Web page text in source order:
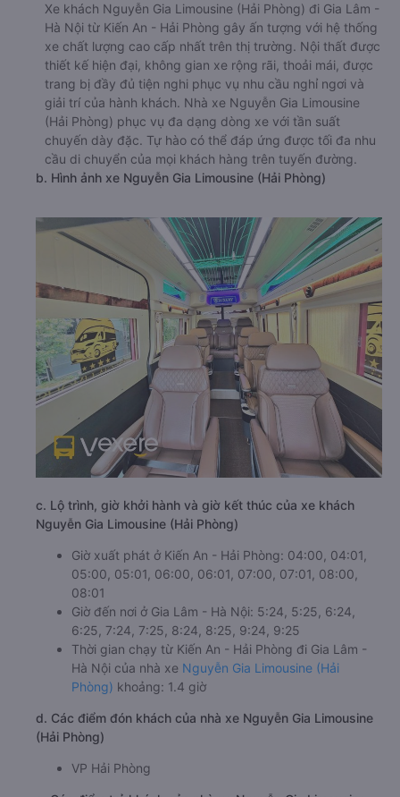
Xe khách Nguyễn Gia Limousine (Hải Phòng) đi Gia Lâm -
Hà Nội từ Kiến An - Hải Phòng gây ấn tượng với hệ thống
xe chất lượng cao cấp nhất trên thị trường. Nội thất được
thiết kế hiện đại, không gian xe rộng rãi, thoải mái, được
trang bị đầy đủ tiện nghi phục vụ nhu cầu nghỉ ngơi và
giải trí của hành khách. Nhà xe Nguyễn Gia Limousine
(Hải Phòng) phục vụ đa dạng dòng xe với tần suất
chuyến dày đặc. Tự hào có thể đáp ứng được tối đa nhu
cầu di chuyển của mọi khách hàng trên tuyến đường.
b. Hình ảnh xe Nguyễn Gia Limousine (Hải Phòng)
c. Lộ trình, giờ khởi hành và giờ kết thúc của xe khách
Nguyễn Gia Limousine (Hải Phòng)
Giờ xuất phát ở Kiến An - Hải Phòng: 04:00, 04:01,
05:00, 05:01, 06:00, 06:01, 07:00, 07:01, 08:00,
08:01
Giờ đến nơi ở Gia Lâm - Hà Nội: 5:24, 5:25, 6:24,
6:25, 7:24, 7:25, 8:24, 8:25, 9:24, 9:25
Thời gian chạy từ Kiến An - Hải Phòng đi Gia Lâm -
Hà Nội của nhà xe Nguyễn Gia Limousine (Hải
Phòng) khoảng: 1.4 giờ
d. Các điểm đón khách của nhà xe Nguyễn Gia Limousine
(Hải Phòng)
VP Hải Phòng